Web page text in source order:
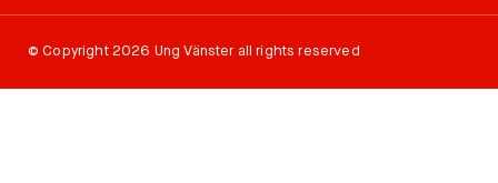
© Copyright 2026 Ung Vänster all rights reserved